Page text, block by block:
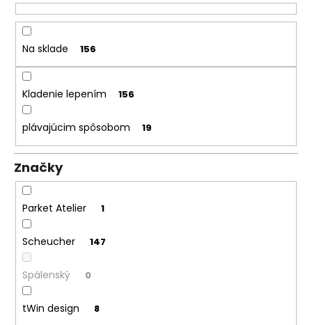
k
o
v
Na sklade 156
Kladenie lepením 156
plávajúcim spôsobom 19
Značky
Parket Atelier 1
Scheucher 147
Spálenský 0
tWin design 8
á
s
ť
?
O
d
p
ú